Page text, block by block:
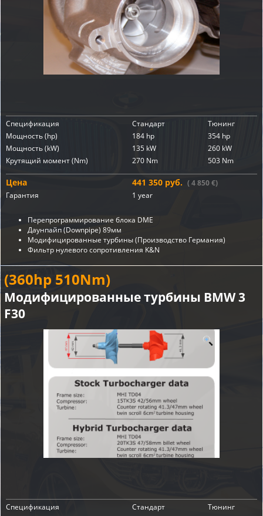
Спецификация Стандарт
Тюнинг
Мощность (hp)
184 hp
354 hp
Мощность (kW)
135 kW
260 kW
Крутящий момент (Nm)
270 Nm 503 Nm
Цена 441 350 руб. ( 4 850 €)
Гарантия
1 year
Перепрограммирование блока DME
Даунпайп (Downpipe) 89мм
Модифицированные турбины (Производство Германия)
Фильтр нулевого сопротивления K&N
(360hp 510Nm)
Модифицированные турбины BMW 3
F30
Спецификация Стандарт
Тюнинг